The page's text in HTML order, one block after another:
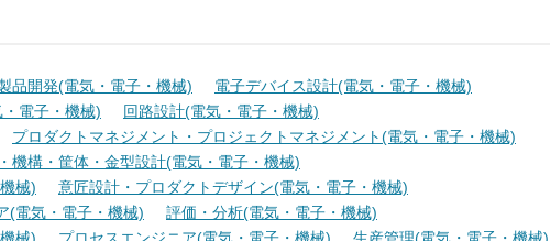
品開発(電気・電子・機械)
電子デバイス設計(電気・電子・機械)
電子・機械)
回路設計(電気・電子・機械)
プロダクトマネジメント・プロジェクトマネジメント(電気・電子・機械)
機構・筐体・金型設計(電気・電子・機械)
械)
意匠設計・プロダクトデザイン(電気・電子・機械)
(電気・電子・機械)
評価・分析(電気・電子・機械)